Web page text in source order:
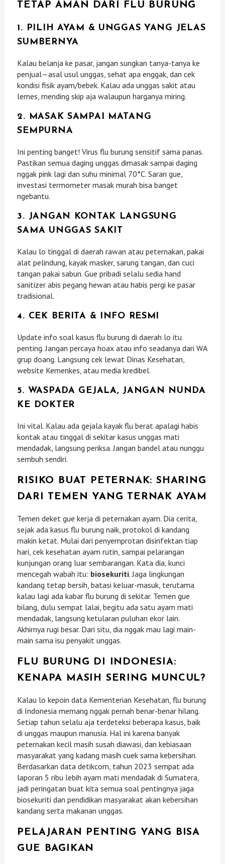
TETAP AMAN DARI FLU BURUNG
1. PILIH AYAM & UNGGAS YANG JELAS
SUMBERNYA
Kalau belanja ke pasar, jangan sungkan tanya-tanya ke
penjual—asal usul unggas, sehat apa enggak, dan cek
kondisi fisik ayam/bebek. Kalau ada unggas sakit atau
lemes, mending skip aja walaupun harganya miring.
2. MASAK SAMPAI MATANG
SEMPURNA
Ini penting banget! Virus flu burung sensitif sama panas.
Pastikan semua daging unggas dimasak sampai daging
nggak pink lagi dan suhu minimal 70°C. Saran gue,
investasi termometer masak murah bisa banget
ngebantu.
3. JANGAN KONTAK LANGSUNG
SAMA UNGGAS SAKIT
Kalau lo tinggal di daerah rawan atau peternakan, pakai
alat pelindung, kayak masker, sarung tangan, dan cuci
tangan pakai sabun. Gue pribadi selalu sedia hand
sanitizer abis pegang hewan atau habis pergi ke pasar
tradisional.
4. CEK BERITA & INFO RESMI
Update info soal kasus flu burung di daerah lo itu
penting. Jangan percaya hoax atau info seadanya dari WA
grup doang. Langsung cek lewat Dinas Kesehatan,
website Kemenkes, atau media kredibel.
5. WASPADA GEJALA, JANGAN NUNDA
KE DOKTER
Ini vital. Kalau ada gejala kayak flu berat apalagi habis
kontak atau tinggal di sekitar kasus unggas mati
mendadak, langsung periksa. Jangan bandel atau nunggu
sembuh sendiri.
RISIKO BUAT PETERNAK: SHARING
DARI TEMEN YANG TERNAK AYAM
Temen deket gue kerja di peternakan ayam. Dia cerita,
sejak ada kasus flu burung naik, protokol di kandang
makin ketat. Mulai dari penyemprotan disinfektan tiap
hari, cek kesehatan ayam rutin, sampai pelarangan
kunjungan orang luar sembarangan. Kata dia, kunci
mencegah wabah itu: biosekuriti. Jaga lingkungan
kandang tetap bersih, batasi keluar-masuk, terutama
kalau lagi ada kabar flu burung di sekitar. Temen gue
bilang, dulu sempat lalai, begitu ada satu ayam mati
mendadak, langsung ketularan puluhan ekor lain.
Akhirnya rugi besar. Dari situ, dia nggak mau lagi main-
main sama isu penyakit unggas.
FLU BURUNG DI INDONESIA:
KENAPA MASIH SERING MUNCUL?
Kalau lo kepoin data Kementerian Kesehatan, flu burung
di Indonesia memang nggak pernah benar-benar hilang.
Setiap tahun selalu aja terdeteksi beberapa kasus, baik
di unggas maupun manusia. Hal ini karena banyak
peternakan kecil masih susah diawasi, dan kebiasaan
masyarakat yang kadang masih cuek sama kebersihan.
Berdasarkan data detikcom, tahun 2023 sempat ada
laporan 5 ribu lebih ayam mati mendadak di Sumatera,
jadi peringatan buat kita semua soal pentingnya jaga
biosekuriti dan pendidikan masyarakat akan kebersihan
kandang serta makanan unggas.
PELAJARAN PENTING YANG BISA
GUE BAGIKAN